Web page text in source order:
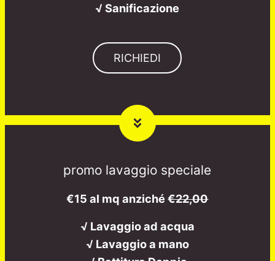
√ Sanificazione
RICHIEDI
promo lavaggio speciale
€15 al mq anziché€22,00
√ Lavaggio ad acqua
√ Lavaggio a mano